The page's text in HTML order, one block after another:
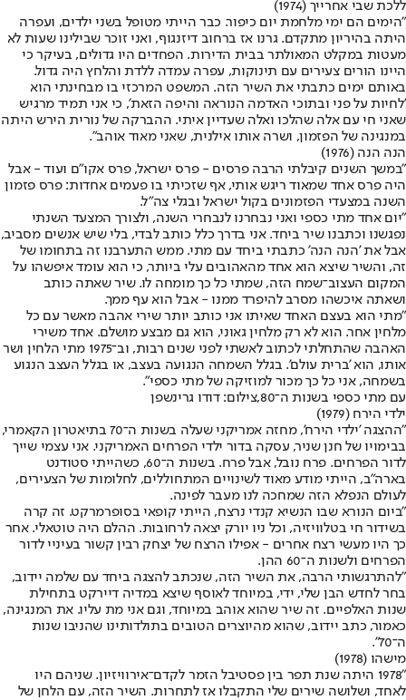
ללכת שבי אחרייך (1974)
"הימים הם ימי מלחמת יום כיפור. כבר הייתי מטופל בשני ילדים, ועפרה
היתה בהיריון מתקדם. גרנו אז ברחוב דיזנגוף, ואני זוכר שבילינו שעות לא
מעטות במקלט המאולתר בבית הדירות. הפחדים היו גדולים, בעיקר כי
היינו הורים צעירים עם תינוקות, עפרה עמדה ללדת והלחץ היה גדול.
באותם ימים כתבתי את השיר הזה. המשפט המרכזי בו מבחינתי הוא
'לחיות על פני ובתוכי האדמה הנוראה והיפה הזאת', כי אני תמיד מרגיש
שאני חי עם אלה שהלכו ואלה שעדיין איתי. ההברקה של נורית הירש היתה
במנגינה של הפזמון, ושרה אותו אילנית, שאני מאוד אוהב".
הנה הנה (1976)
"במשך השנים קיבלתי הרבה פרסים - פרס ישראל, פרס אקו"ם ועוד - אבל
היה פרס אחד שמאוד ריגש אותי, אף שזכיתי בו פעמים אחדות: פרס פזמון
השנה במצעדי הפזמונים בקול ישראל ובגלי צה"ל.
"יום אחד מתי כספי ואני נבחרנו לנבחרי השנה, ולצורך המצעד השנתי
נפגשנו וכתבנו שיר ביחד. אני בדרך כלל כותב לבדי, בלי שיש אנשים מסביב,
אבל את 'הנה הנה' כתבתי ביחד עם מתי. ממש התערבנו זה בתחומו של
זה, והשיר שיצא הוא אחד מהאהובים עלי ביותר, כי הוא עומד איפשהו על
המקום העצוב־שמח הזה, שמתי כל כך מומחה לו. שיר שאתה כותב
ושאתה איכשהו מסרב להיפרד ממנו - אבל הוא עף ממך.
"מתי הוא בעצם האחד שאיתו אני כותב יותר שירי אהבה מאשר עם כל
מלחין אחר. הוא לא רק מלחין גאוני, הוא גם מבצע מושלם. אחד משירי
האהבה שהתחלתי לכתוב לאשתי לפני שנים רבות, וב־1975 מתי הלחין ושר
אותו, הוא 'ברית עולם'. בגלל השמחה הנגועה בעצב, או בגלל העצב הנגוע
בשמחה, אני כל כך מכור למוזיקה של מתי כספי".
עם מתי כספי בשנות ה־80,צילום: דודו גרינשפן
ילדי הירח (1979)
"ההצגה 'ילדי הירח', מחזה אמריקני שעלה בשנות ה־70 בתיאטרון הקאמרי,
בבימויו של חנן שניר, עסקה בדור ילדי הפרחים האמריקני. אני עצמי שייך
לדור הפרחים. פרח נובל, אבל פרח. בשנות ה־60, כשהייתי סטודנט
בארה"ב, הייתי מודע מאוד לשינויים המתחוללים, לחלומות של הצעירים,
לעולם הנפלא הזה שמחכה לנו מעבר לפינה.
"ביום הנורא שבו הנשיא קנדי נרצח, הייתי קופאי בסופרמרקט. זה קרה
בשידור חי בטלוויזיה, וכל ניו יורק יצאה לרחובות. ההלם היה טוטאלי. אחר
כך היו מעשי רצח אחרים - אפילו הרצח של יצחק רבין קשור בעיניי לדור
הפרחים ולשנות ה־60 ההן.
"להתרגשותי הרבה, את השיר הזה, שנכתב להצגה ביחד עם שלמה יידוב,
בחר לחדש הבן שלי, ידי, במיוחד לאוסף שיצא במדיה דיירקט בתחילת
שנות האלפיים. זה שיר שהוא אוהב במיוחד, וגם אני מת עליו. את המנגינה,
כאמור, כתב יידוב, שהוא מהיוצרים הטובים בתולדותינו שהניבו שנות
ה־70".
מישהו (1978)
"1978 היתה שנת תפר בין פסטיבל הזמר לקדם־אירוויזיון. שניהם היו
לאחד, ושלושה שירים שלי התקבלו אז לתחרות. השיר הזה, עם הלחן של